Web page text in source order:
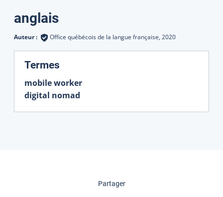
Traductions
anglais
Auteur : Office québécois de la langue française, 2020
Termes
mobile worker
digital nomad
Partagercette page